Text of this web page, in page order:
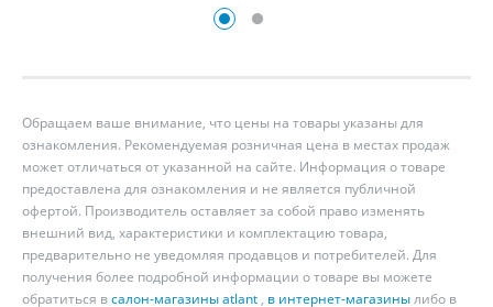
Обращаем ваше внимание, что цены на товары указаны для
ознакомления. Рекомендуемая розничная цена в местах продаж
может отличаться от указанной на сайте. Информация о товаре
предоставлена для ознакомления и не является публичной
офертой. Производитель оставляет за собой право изменять
внешний вид, характеристики и комплектацию товара,
предварительно не уведомляя продавцов и потребителей. Для
получения более подробной информации о товаре вы можете
обратиться всалон-магазины atlant , в интернет-магазинылибо в